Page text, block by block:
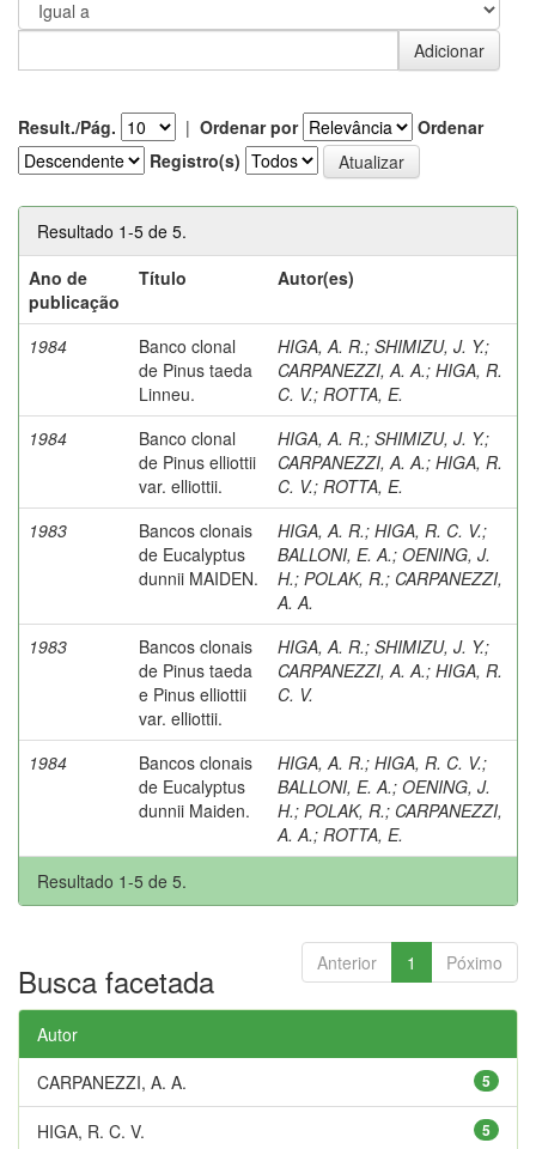
Result./Pág. | Ordenar por
Ordenar
Registro(s)
Resultado 1-5 de 5.
Ano de
publicação
Título Autor(es)
1984
Banco clonal
de Pinus taeda
Linneu.
HIGA, A. R.; SHIMIZU, J. Y.;
CARPANEZZI, A. A.; HIGA, R.
C. V.; ROTTA, E.
1984
Banco clonal
de Pinus elliottii
var. elliottii.
HIGA, A. R.; SHIMIZU, J. Y.;
CARPANEZZI, A. A.; HIGA, R.
C. V.; ROTTA, E.
1983
Bancos clonais
de Eucalyptus
dunnii MAIDEN.
HIGA, A. R.; HIGA, R. C. V.;
BALLONI, E. A.; OENING, J.
H.; POLAK, R.; CARPANEZZI,
A. A.
1983
Bancos clonais
de Pinus taeda
e Pinus elliottii
var. elliottii.
HIGA, A. R.; SHIMIZU, J. Y.;
CARPANEZZI, A. A.; HIGA, R.
C. V.
1984
Bancos clonais
de Eucalyptus
dunnii Maiden.
HIGA, A. R.; HIGA, R. C. V.;
BALLONI, E. A.; OENING, J.
H.; POLAK, R.; CARPANEZZI,
A. A.; ROTTA, E.
Resultado 1-5 de 5.
Anterior 1 Póximo
Busca facetada
Autor
5
CARPANEZZI, A. A.
5
HIGA, R. C. V.